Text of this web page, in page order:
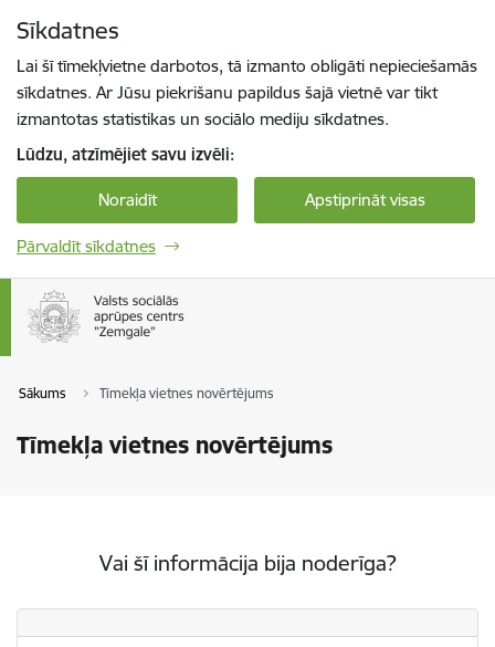
Sīkdatnes
Lai šī tīmekļvietne darbotos, tā izmanto obligāti nepieciešamās
sīkdatnes. Ar Jūsu piekrišanu papildus šajā vietnē var tikt
izmantotas statistikas un sociālo mediju sīkdatnes.
Lūdzu, atzīmējiet savu izvēli:
Noraidīt Apstiprināt visas
Pārvaldīt sīkdatnes
Sākums Tīmekļa vietnes novērtējums
Tīmekļa vietnes novērtējums
Vai šī informācija bija noderīga?
Vai šī informācija bija noderīga?